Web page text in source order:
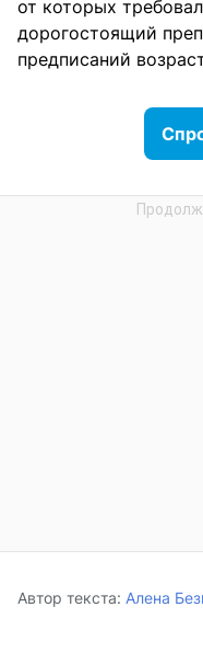
от которых
дорогостоящий
предписаний
Автор текста: Алена